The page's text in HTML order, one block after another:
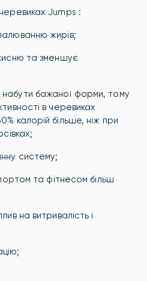
Jumps :
жирів;
та зменшує
бажаної форми, тому
в черевиках
калорій більше, ніж при
систему;
та фітнесом більш
на витривалість і